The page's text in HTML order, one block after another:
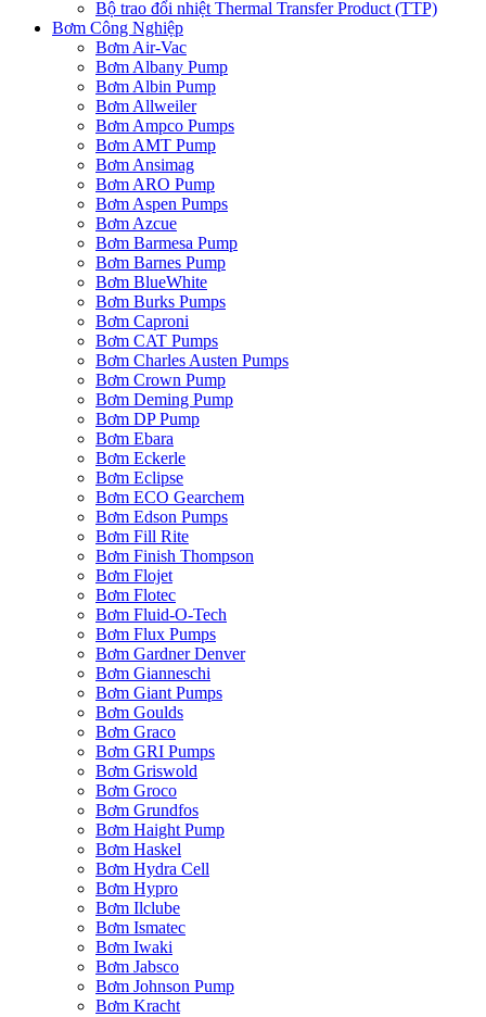
Bộ trao đổi nhiệt Thermal Transfer Product (TTP)
Bơm Công Nghiệp
Bơm Air-Vac
Bơm Albany Pump
Bơm Albin Pump
Bơm Allweiler
Bơm Ampco Pumps
Bơm AMT Pump
Bơm Ansimag
Bơm ARO Pump
Bơm Aspen Pumps
Bơm Azcue
Bơm Barmesa Pump
Bơm Barnes Pump
Bơm BlueWhite
Bơm Burks Pumps
Bơm Caproni
Bơm CAT Pumps
Bơm Charles Austen Pumps
Bơm Crown Pump
Bơm Deming Pump
Bơm DP Pump
Bơm Ebara
Bơm Eckerle
Bơm Eclipse
Bơm ECO Gearchem
Bơm Edson Pumps
Bơm Fill Rite
Bơm Finish Thompson
Bơm Flojet
Bơm Flotec
Bơm Fluid-O-Tech
Bơm Flux Pumps
Bơm Gardner Denver
Bơm Gianneschi
Bơm Giant Pumps
Bơm Goulds
Bơm Graco
Bơm GRI Pumps
Bơm Griswold
Bơm Groco
Bơm Grundfos
Bơm Haight Pump
Bơm Haskel
Bơm Hydra Cell
Bơm Hypro
Bơm Ilclube
Bơm Ismatec
Bơm Iwaki
Bơm Jabsco
Bơm Johnson Pump
Bơm Kracht